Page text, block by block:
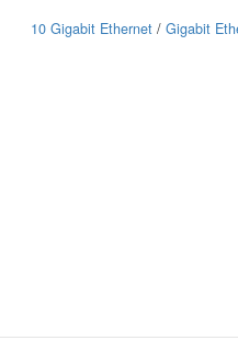
10 Gigabit Ethernet / Gigabit